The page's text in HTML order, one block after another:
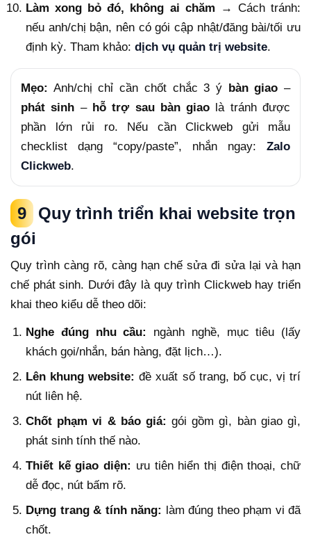
Làm xong bỏ đó, không ai chăm → Cách tránh:
nếu anh/chị bận, nên có gói cập nhật/đăng bài/tối ưu
định kỳ. Tham khảo: dịch vụ quản trị website.
Mẹo: Anh/chị chỉ cần chốt chắc 3 ý bàn giao –
phát sinh – hỗ trợ sau bàn giao là tránh được
phần lớn rủi ro. Nếu cần Clickweb gửi mẫu
checklist dạng “copy/paste”, nhắn ngay: Zalo
Clickweb.
9
Quy trình triển khai website trọn
gói
Quy trình càng rõ, càng hạn chế sửa đi sửa lại và hạn
chế phát sinh. Dưới đây là quy trình Clickweb hay triển
khai theo kiểu dễ theo dõi:
Nghe đúng nhu cầu:
ngành nghề, mục tiêu (lấy
khách gọi/nhắn, bán hàng, đặt lịch…).
Lên khung website: đề xuất số trang, bố cục, vị trí
nút liên hệ.
Chốt phạm vi & báo giá: gói gồm gì, bàn giao gì,
phát sinh tính thế nào.
Thiết kế giao diện: ưu tiên hiển thị điện thoại, chữ
dễ đọc, nút bấm rõ.
Dựng trang & tính năng: làm đúng theo phạm vi đã
chốt.